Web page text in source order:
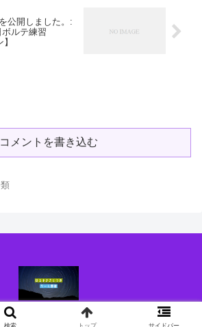
公開しました。:
ボルテ練習
コメントを書き込む
はるまきさとうのブログ.
検索 トップ サイドバー